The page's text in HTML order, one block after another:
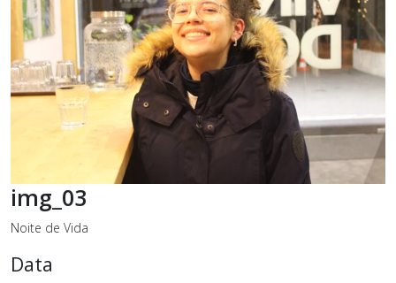
img_03
Noite de Vida
Data